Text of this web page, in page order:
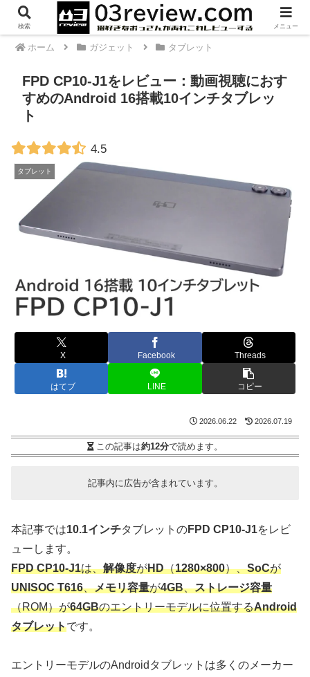
PR
ホーム ガジェット タブレット
FPD CP10-J1をレビュー：動画視聴におす
すめのAndroid 16搭載10インチタブレッ
ト
4.5
タブレット
X Facebook Threads
はてブ LINE コピー
2026.06.22 2026.07.19
この記事は約12分で読めます。
記事内に広告が含まれています。
本記事では10.1インチタブレットのFPD CP10-J1をレビ
ューします。
FPD CP10-J1は、解像度がHD（1280×800）、SoCが
UNISOC T616、メモリ容量が4GB、ストレージ容量
（ROM）が64GBのエントリーモデルに位置するAndroid
タブレットです。
エントリーモデルのAndroidタブレットは多くのメーカー
検索 メニュー